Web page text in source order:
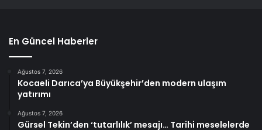
En Güncel Haberler
Ağustos 7, 2026
Kocaeli Darıca’ya Büyükşehir’den modern ulaşım
yatırımı
Ağustos 7, 2026
Gürsel Tekin’den ‘tutarlılık’ mesajı… Tarihi meselelerde